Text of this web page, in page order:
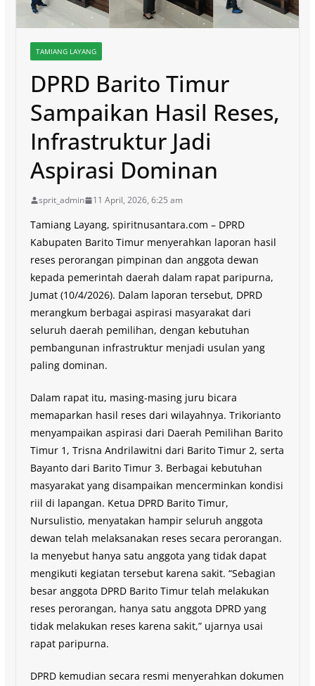
TAMIANG LAYANG
DPRD Barito Timur
Sampaikan Hasil Reses,
Infrastruktur Jadi
Aspirasi Dominan
sprit_admin 11 April, 2026, 6:25 am
Tamiang Layang, spiritnusantara.com – DPRD
Kabupaten Barito Timur menyerahkan laporan hasil
reses perorangan pimpinan dan anggota dewan
kepada pemerintah daerah dalam rapat paripurna,
Jumat (10/4/2026). Dalam laporan tersebut, DPRD
merangkum berbagai aspirasi masyarakat dari
seluruh daerah pemilihan, dengan kebutuhan
pembangunan infrastruktur menjadi usulan yang
paling dominan.
Dalam rapat itu, masing-masing juru bicara
memaparkan hasil reses dari wilayahnya. Trikorianto
menyampaikan aspirasi dari Daerah Pemilihan Barito
Timur 1, Trisna Andrilawitni dari Barito Timur 2, serta
Bayanto dari Barito Timur 3. Berbagai kebutuhan
masyarakat yang disampaikan mencerminkan kondisi
riil di lapangan. Ketua DPRD Barito Timur,
Nursulistio, menyatakan hampir seluruh anggota
dewan telah melaksanakan reses secara perorangan.
Ia menyebut hanya satu anggota yang tidak dapat
mengikuti kegiatan tersebut karena sakit. “Sebagian
besar anggota DPRD Barito Timur telah melakukan
reses perorangan, hanya satu anggota DPRD yang
tidak melakukan reses karena sakit,” ujarnya usai
rapat paripurna.
DPRD kemudian secara resmi menyerahkan dokumen